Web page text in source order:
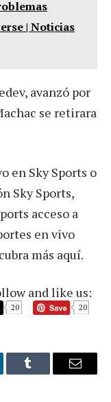
| Noticias
avanzó por
se retirara
en Sky Sports o
Sky Sports,
acceso a
en vivo
más aquí.
and like us:
20 20
Tumblr Email